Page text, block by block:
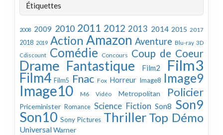
Étiquettes
2008 2009 2010 2011 2012 2013 2014 2015 2017
2018 2019 Action Amazon Aventure Blu-ray 3D
Cdiscount Comédie Concours Coup de Coeur
Drame Fantastique Film2 Film3
Film4 Film5 Fnac Fox Horreur Image8 Image9
Image10 M6 Vidéo Metropolitan Policier
Priceminister Romance Science Fiction Son8 Son9
Son10 Sony Pictures Thriller Top Démo
UniversalWarner